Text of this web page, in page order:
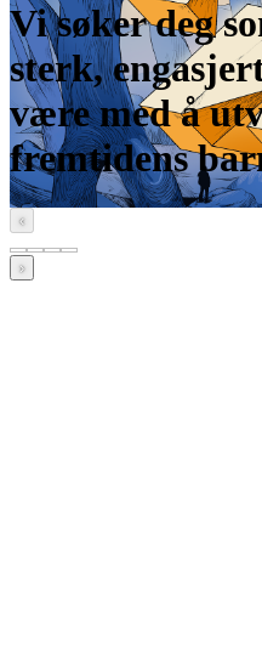
Vi søker deg
sterk,
være med å
fremtidens
‹
›